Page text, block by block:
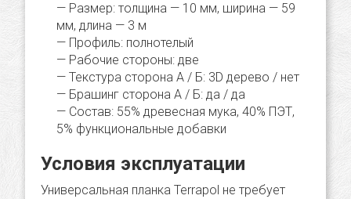
Размер: толщина — 10 мм, ширина — 59
мм, длина — 3 м
Профиль: полнотелый
Рабочие стороны: две
Текстура сторона А / Б: 3D дерево / нет
Брашинг сторона А / Б: да / да
Состав: 55% древесная мука, 40% ПЭТ,
5% функциональные добавки
Условия эксплуатации
Универсальная планка Terrapol не требует